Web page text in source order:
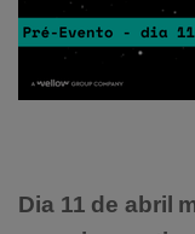
Dia 11 de abril